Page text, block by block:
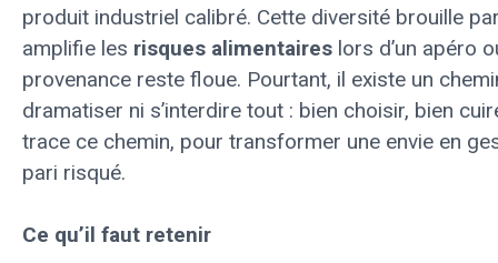
produit industriel calibré. Cette diversité brouille
amplifie les risques alimentaires lors d’un apéro
provenance reste floue. Pourtant, il existe un
dramatiser ni s’interdire tout : bien choisir, bien
trace ce chemin, pour transformer une envie en
pari risqué.
Ce qu’il faut retenir